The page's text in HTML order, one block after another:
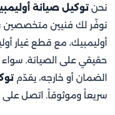
نحنتوكيل صيانة
نوفّر لك فنيين متخصصين
أوليمبيك، مع قطع غيار
حقيقي على الصيانة.
الضمان أو خارجه، يقدّم
سريعاً وموثوقاً. اتصل على 15754.